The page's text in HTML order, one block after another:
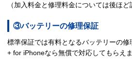
（加入料金と修理料金については後ほど
③バッテリーの修理保証
標準保証では有料となるバッテリーの
+ for iPhoneなら無償で対応してもらえま